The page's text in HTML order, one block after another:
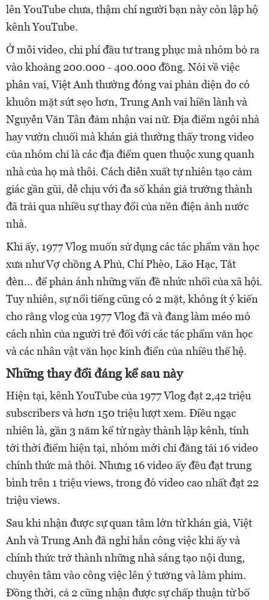
lên YouTube chưa, thậm chí người bạn này còn lập hộ
kênh YouTube.
Ở mỗi video, chi phí đầu tư trang phục mà nhóm bỏ ra
vào khoảng 200.000 - 400.000 đồng. Nói về việc
phân vai, Việt Anh thường đóng vai phản diện do có
khuôn mặt sứt sẹo hơn, Trung Anh vai hiền lành và
Nguyễn Văn Tân đảm nhận vai nữ. Địa điểm ngôi nhà
hay vườn chuối mà khán giả thường thấy trong video
của nhóm chỉ là các địa điểm quen thuộc xung quanh
nhà của họ mà thôi. Cách diễn xuất tự nhiên tạo cảm
giác gần gũi, dễ chịu với đa số khán giả trưởng thành
đã trải qua nhiều sự thay đổi của nền điện ảnh nước
nhà.
Khi ấy, 1977 Vlog muốn sử dụng các tác phẩm văn học
xưa như Vợ chồng A Phủ, Chí Phèo, Lão Hạc, Tắt
đèn... để phản ánh những vấn đề nhức nhối của xã hội.
Tuy nhiên, sự nổi tiếng cũng có 2 mặt, không ít ý kiến
cho rằng vlog của 1977 Vlog đã và đang làm méo mó
cách nhìn của người trẻ đối với các tác phẩm văn học
và các nhân vật văn học kinh điển của nhiều thế hệ.
Những thay đổi đáng kể sau này
Hiện tại, kênh YouTube của 1977 Vlog đạt 2,42 triệu
subscribers và hơn 150 triệu lượt xem. Điều ngạc
nhiên là, gần 3 năm kể từ ngày thành lập kênh, tính
tới thời điểm hiện tại, nhóm mới chỉ đăng tải 16 video
chính thức mà thôi. Nhưng 16 video ấy đều đạt trung
bình trên 1 triệu views, trong đó video cao nhất đạt 22
triệu views.
Sau khi nhận được sự quan tâm lớn từ khán giả, Việt
Anh và Trung Anh đã nghỉ hẳn công việc khi ấy và
chính thức trở thành những nhà sáng tạo nội dung,
chuyên tâm vào công việc lên ý tưởng và làm phim.
Đồng thời, cả 2 cũng nhận được sự chấp thuận từ bố